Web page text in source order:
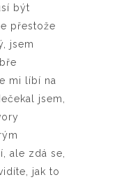
být
přestože
jsem
mi líbí na
jsem,
ale zdá se,
jak to